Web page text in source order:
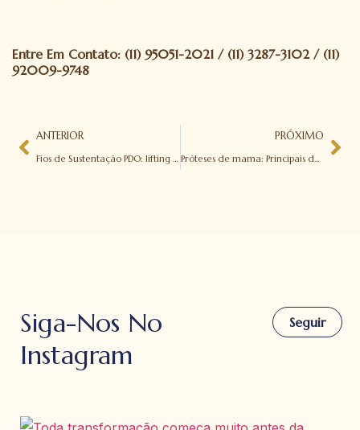
Entre Em Contato: (11) 95051-2021 / (11) 3287-3102 / (11)
92009-9748
ANTERIOR
Fios de Sustentação PDO: lifting facial sem cirurgia
PRÓXIMO
Próteses de mama: Principais dúvidas sobre o procedimento
Siga-Nos No
Instagram
Seguir